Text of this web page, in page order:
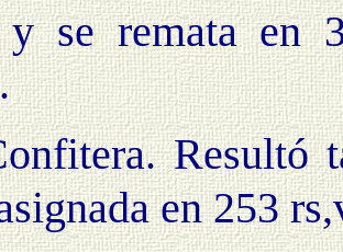
se remata en
Resultó
en 253